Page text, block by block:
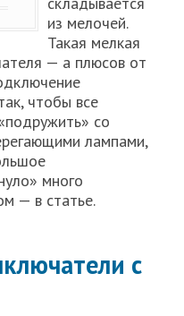
из мелочей.
Такая мелкая
— а плюсов от
чтобы все
со
лампами,
много
— в статье.
с